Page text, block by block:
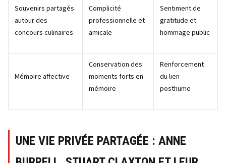
Souvenirs partagés
autour des
concours culinaires
Complicité
professionnelle et
amicale
Sentiment de
gratitude et
hommage public
Mémoire affective
Conservation des
moments forts en
mémoire
Renforcement
du lien
posthume
UNE VIE PRIVÉE PARTAGÉE : ANNE